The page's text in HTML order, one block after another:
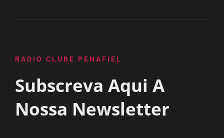
RADIO CLUBE PENAFIEL
Subscreva Aqui A
Nossa Newsletter